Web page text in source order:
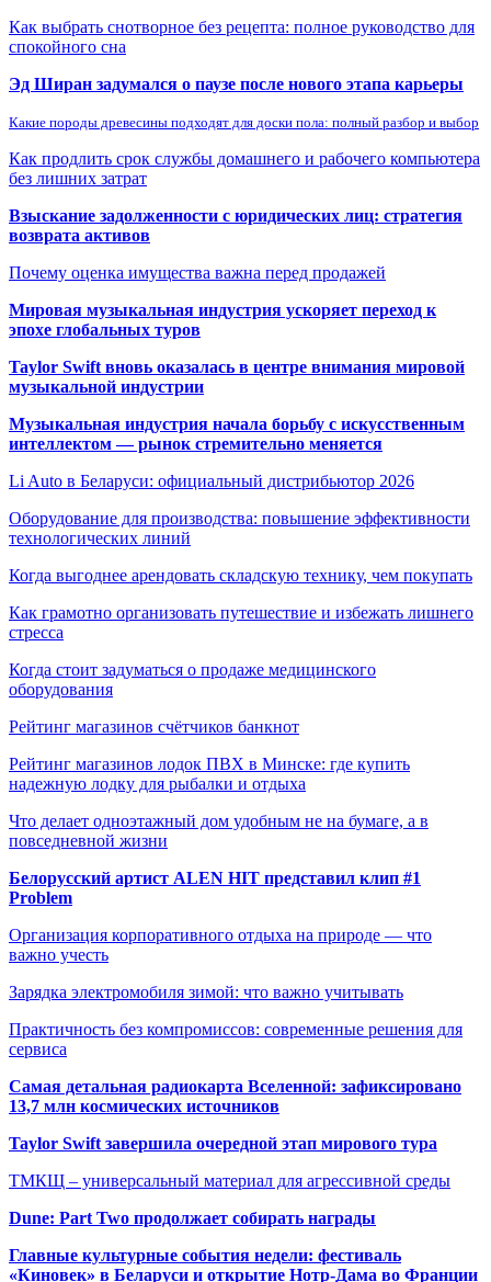
Как выбрать снотворное без рецепта: полное руководство для
спокойного сна
Эд Ширан задумался о паузе после нового этапа карьеры
Какие породы древесины подходят для доски пола: полный разбор и выбор
Как продлить срок службы домашнего и рабочего компьютера
без лишних затрат
Взыскание задолженности с юридических лиц: стратегия
возврата активов
Почему оценка имущества важна перед продажей
Мировая музыкальная индустрия ускоряет переход к
эпохе глобальных туров
Taylor Swift вновь оказалась в центре внимания мировой
музыкальной индустрии
Музыкальная индустрия начала борьбу с искусственным
интеллектом — рынок стремительно меняется
Li Auto в Беларуси: официальный дистрибьютор 2026
Оборудование для производства: повышение эффективности
технологических линий
Когда выгоднее арендовать складскую технику, чем покупать
Как грамотно организовать путешествие и избежать лишнего
стресса
Когда стоит задуматься о продаже медицинского
оборудования
Рейтинг магазинов счётчиков банкнот
Рейтинг магазинов лодок ПВХ в Минске: где купить
надежную лодку для рыбалки и отдыха
Что делает одноэтажный дом удобным не на бумаге, а в
повседневной жизни
Белорусский артист ALEN HIT представил клип #1
Problem
Организация корпоративного отдыха на природе — что
важно учесть
Зарядка электромобиля зимой: что важно учитывать
Практичность без компромиссов: современные решения для
сервиса
Самая детальная радиокарта Вселенной: зафиксировано
13,7 млн космических источников
Taylor Swift завершила очередной этап мирового тура
ТМКЩ – универсальный материал для агрессивной среды
Dune: Part Two продолжает собирать награды
Главные культурные события недели: фестиваль
«Киновек» в Беларуси и открытие Нотр-Дама во Франции